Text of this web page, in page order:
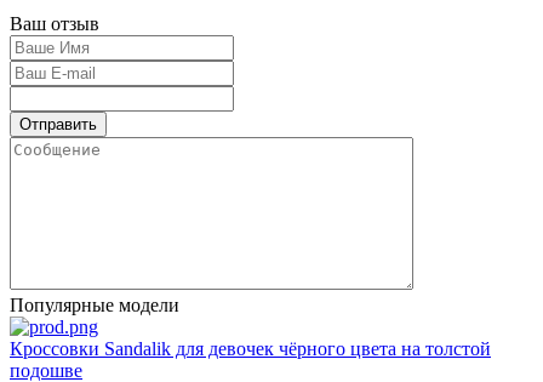
Ваш отзыв
Популярные модели
Кроссовки Sandalik для девочек чёрного цвета на толстой
подошве